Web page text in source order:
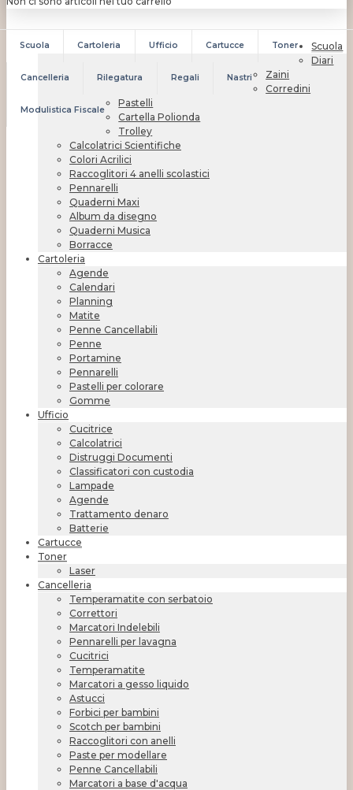
Scuola Cartoleria Ufficio Cartucce Toner
Cancelleria Rilegatura Regali Nastri
Modulistica Fiscale
Scuola
Diari
Zaini
Corredini
Pastelli
Cartella Polionda
Trolley
Calcolatrici Scientifiche
Colori Acrilici
Raccoglitori 4 anelli scolastici
Pennarelli
Quaderni Maxi
Album da disegno
Quaderni Musica
Borracce
Cartoleria
Agende
Calendari
Planning
Matite
Penne Cancellabili
Penne
Portamine
Pennarelli
Pastelli per colorare
Gomme
Ufficio
Cucitrice
Calcolatrici
Distruggi Documenti
Classificatori con custodia
Lampade
Agende
Trattamento denaro
Batterie
Cartucce
Toner
Laser
Cancelleria
Temperamatite con serbatoio
Correttori
Marcatori Indelebili
Pennarelli per lavagna
Cucitrici
Temperamatite
Marcatori a gesso liquido
Astucci
Forbici per bambini
Scotch per bambini
Raccoglitori con anelli
Paste per modellare
Penne Cancellabili
Marcatori a base d'acqua